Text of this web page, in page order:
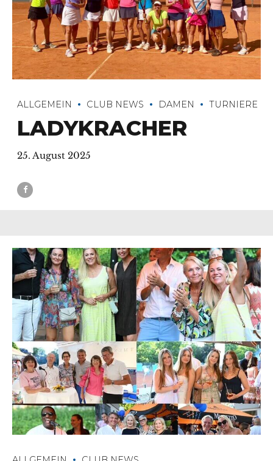
ALLGEMEIN CLUB NEWS DAMEN TURNIERE
LADYKRACHER
25. August 2025